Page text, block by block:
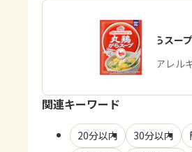
「丸鶏がらスープ
商品・アレル
関連キーワード
20分以内 30分以内